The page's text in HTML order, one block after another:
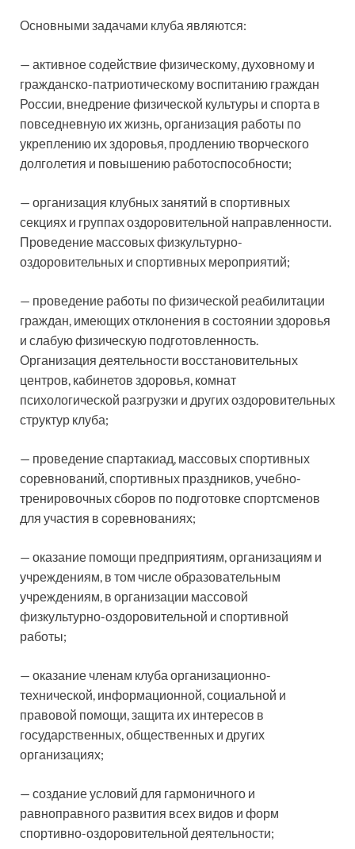
Основными задачами клуба являются:
— активное содействие физическому, духовному и
гражданско-патриотическому воспитанию граждан
России, внедрение физической культуры и спорта в
повседневную их жизнь, организация работы по
укреплению их здоровья, продлению творческого
долголетия и повышению работоспособности;
— организация клубных занятий в спортивных
секциях и группах оздоровительной направленности.
Проведение массовых физкультурно-
оздоровительных и спортивных мероприятий;
— проведение работы по физической реабилитации
граждан, имеющих отклонения в состоянии здоровья
и слабую физическую подготовленность.
Организация деятельности восстановительных
центров, кабинетов здоровья, комнат
психологической разгрузки и других оздоровительных
структур клуба;
— проведение спартакиад, массовых спортивных
соревнований, спортивных праздников, учебно-
тренировочных сборов по подготовке спортсменов
для участия в соревнованиях;
— оказание помощи предприятиям, организациям и
учреждениям, в том числе образовательным
учреждениям, в организации массовой
физкультурно-оздоровительной и спортивной
работы;
— оказание членам клуба организационно-
технической, информационной, социальной и
правовой помощи, защита их интересов в
государственных, общественных и других
организациях;
— создание условий для гармоничного и
равноправного развития всех видов и форм
спортивно-оздоровительной деятельности;